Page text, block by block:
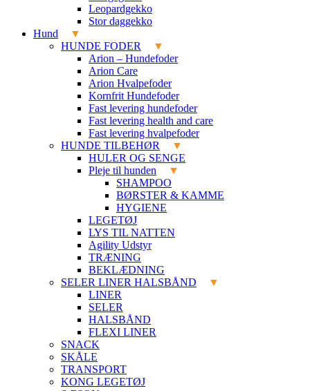
Leopardgekko
Stor daggekko
Hund
HUNDE FODER
Arion – Hundefoder
Arion Care
Arion Hvalpefoder
Kornfrit Hundefoder
Fast levering hundefoder
Fast levering health and care
Fast levering hvalpefoder
HUNDE TILBEHØR
HULER OG SENGE
Pleje til hunden
SHAMPOO
BØRSTER & KAMME
HYGIENE
LEGETØJ
LYS TIL NATTEN
Agility Udstyr
TRÆNING
BEKLÆDNING
SELER LINER HALSBÅND
LINER
SELER
HALSBÅND
FLEXI LINER
SNACK
SKÅLE
TRANSPORT
KONG LEGETØJ